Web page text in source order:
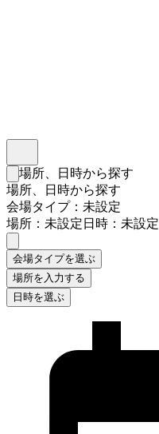
検索フォームを閉じる
場所、日時から探す
場所、日時から探す
会場タイプ：未設定
場所：未設定日時：未設定
会場タイプを選ぶ
場所を入力する
日時を選ぶ